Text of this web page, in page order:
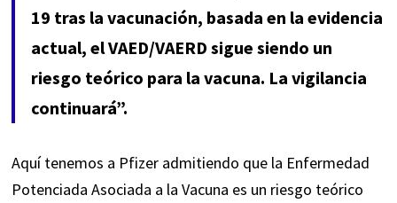
19 tras la vacunación, basada en la evidencia
actual, el VAED/VAERD sigue siendo un
riesgo teórico para la vacuna. La vigilancia
continuará”.
Aquí tenemos a Pfizer admitiendo que la Enfermedad
Potenciada Asociada a la Vacuna es un riesgo teórico